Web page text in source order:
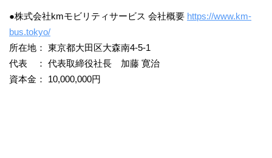
●株式会社kmモビリティサービス 会社概要 https://www.km-
bus.tokyo/
所在地： 東京都大田区大森南4-5-1
代表 ： 代表取締役社長 加藤 寛治
資本金： 10,000,000円